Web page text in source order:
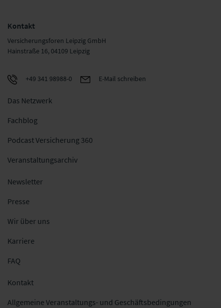
Kontakt
Versicherungsforen Leipzig GmbH
Hainstraße 16, 04109 Leipzig
+49 341 98988-0 E-Mail schreiben
Das Netzwerk
Fachblog
Podcast Versicherung 360
Veranstaltungsarchiv
Newsletter
Presse
Wir über uns
Karriere
FAQ
Kontakt
Allgemeine Veranstaltungs- und Geschäftsbedingungen